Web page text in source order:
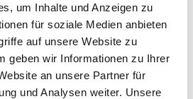
um Inhalte und Anzeigen zu
für soziale Medien anbieten
auf unsere Website zu
geben wir Informationen zu Ihrer
an unsere Partner für
und Analysen weiter. Unsere